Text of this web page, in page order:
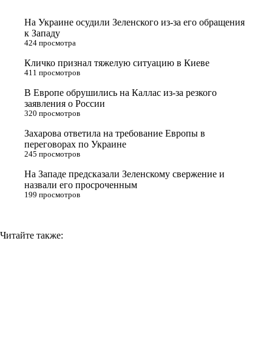
a
s
n
i
k
i
m
k
На Украине осудили Зеленского из-за его обращения
к Западу
424 просмотра
Кличко признал тяжелую ситуацию в Киеве
411 просмотров
В Европе обрушились на Каллас из-за резкого
заявления о России
320 просмотров
Захарова ответила на требование Европы в
переговорах по Украине
245 просмотров
На Западе предсказали Зеленскому свержение и
назвали его просроченным
199 просмотров
Читайте также: